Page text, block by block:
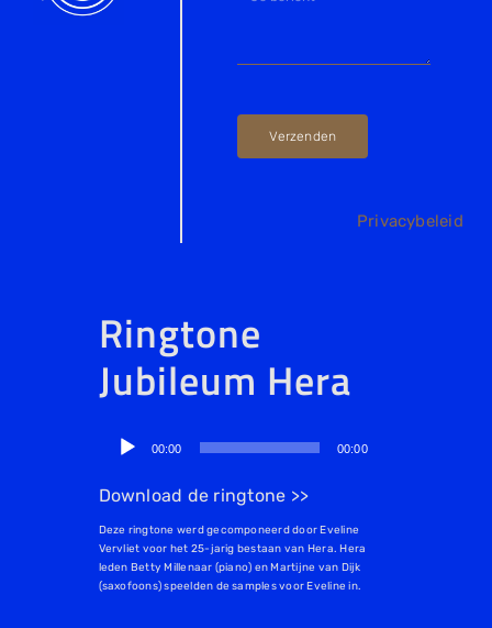
Ringtone
Jubileum Hera
Audiospeler
00:00 00:00
Download de ringtone >>
Deze ringtone werd gecomponeerd door Eveline
Vervliet voor het 25-jarig bestaan van Hera. Hera
leden Betty Millenaar (piano) en Martijne van Dijk
(saxofoons) speelden de samples voor Eveline in.
Verzenden
Privacybeleid